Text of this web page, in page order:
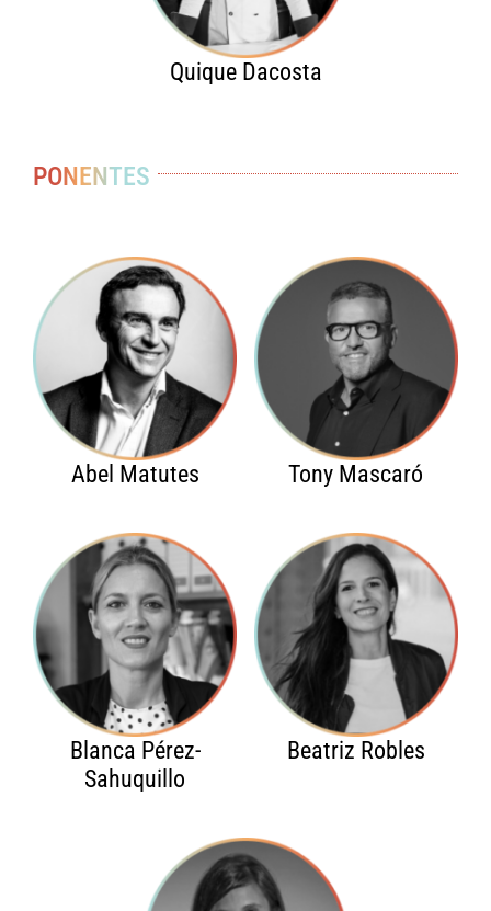
Quique Dacosta
PONENTES
Abel Matutes Tony Mascaró
Blanca Pérez-
Sahuquillo
Beatriz Robles